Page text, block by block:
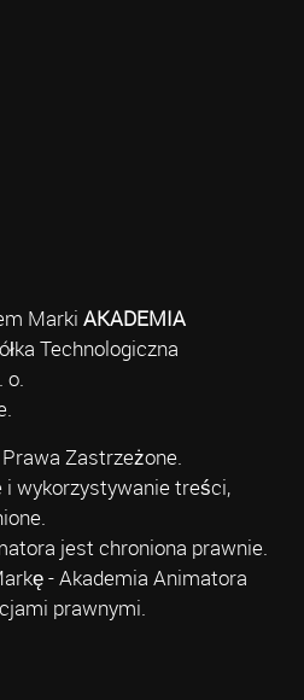
Marki AKADEMIA
Technologiczna
o.
Zastrzeżone.
i wykorzystywanie treści,
jest chroniona prawnie.
- Akademia Animatora
prawnymi.